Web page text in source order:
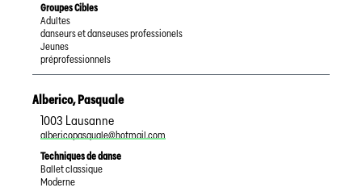
Groupes Cibles
Adultes
danseurs et danseuses professionels
Jeunes
préprofessionnels
Alberico,Pasquale
1003 Lausanne
albericopasquale@hotmail.com
Techniques de danse
Ballet classique
Moderne